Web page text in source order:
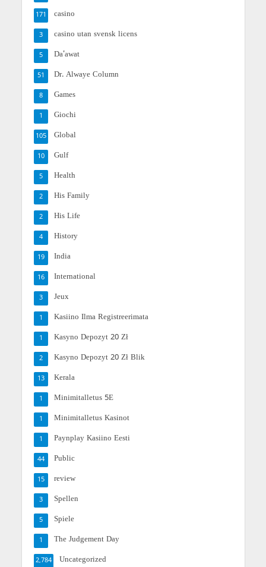
casino
171
casino utan svensk licens
3
Da'awat
5
Dr. Alwaye Column
51
Games
8
Giochi
1
Global
105
Gulf
10
Health
5
His Family
2
His Life
2
History
4
India
19
International
16
Jeux
3
Kasiino Ilma Registreerimata
1
Kasyno Depozyt 20 Zł
1
Kasyno Depozyt 20 Zł Blik
2
Kerala
13
Minimitalletus 5E
1
Minimitalletus Kasinot
1
Paynplay Kasiino Eesti
1
Public
44
review
15
Spellen
3
Spiele
5
The Judgement Day
1
Uncategorized
2,784